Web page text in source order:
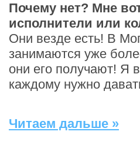
Почему нет? Мне
исполнители или
Они везде есть! В
занимаются уже
они его получают! Я
каждому нужно
Читаем дальше »